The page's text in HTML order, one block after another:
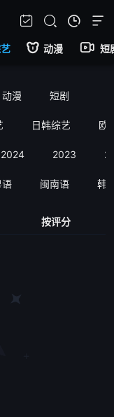
动漫 短
动漫 短剧
日韩综艺 欧
2024 2023
语 闽南语 韩
按评分